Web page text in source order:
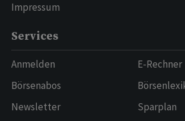
Impressum
Services
Anmelden
Börsenabos
Newsletter
E-Rechner
Sparplan